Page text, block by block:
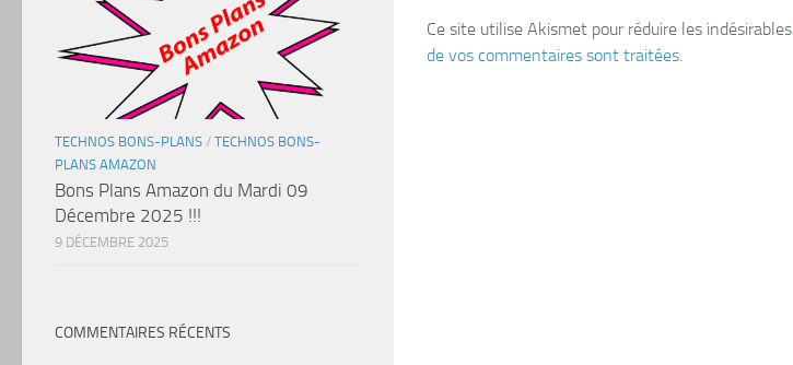
Ce site utilise Akismet pour réduire les indésirables.
de vos commentaires sont traitées
TECHNOS BONS-PLANS / TECHNOS BONS-
PLANS AMAZON
Bons Plans Amazon du Mardi 09
Décembre 2025 !!!
9 DÉCEMBRE 2025
COMMENTAIRES RÉCENTS